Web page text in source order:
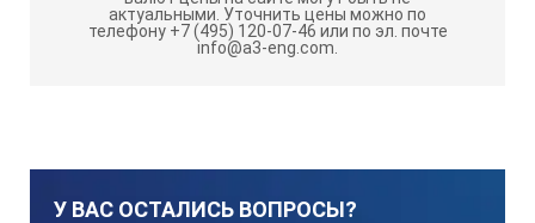
актуальными. Уточнить цены можно по
телефону +7 (495) 120-07-46 или по эл. почте
info@a3-eng.com.
У ВАС ОСТАЛИСЬ ВОПРОСЫ?